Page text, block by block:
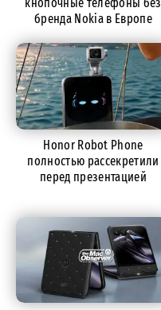
бренда Nokia в Европе
Honor Robot Phone
полностью рассекретили
перед презентацией